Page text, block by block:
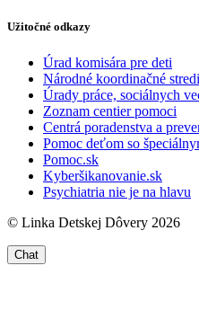
Užitočné odkazy
Úrad komisára pre deti
Národné koordinačné
Úrady práce, sociálnych
Zoznam centier pomoci
Centrá poradenstva a
Pomoc deťom so
Pomoc.sk
Kyberšikanovanie.sk
Psychiatria nie je na hlavu
© Linka Detskej Dôvery 2026